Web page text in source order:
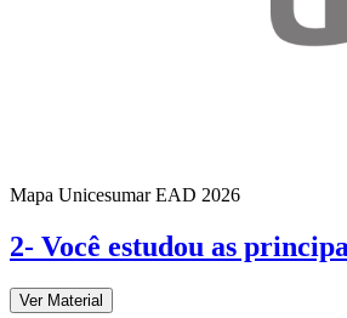
Mapa Unicesumar EAD 2026
2- Você estudou as
Ver Material